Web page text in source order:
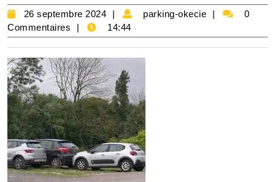
26 septembre 2024
26
septembre
2024
parking-okecie
parking-
0
Commentaires
14:44